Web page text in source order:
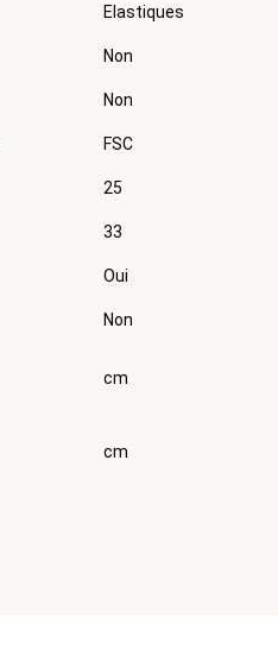
Elastiques
Non
Non
FSC
25
33
Oui
Non
cm
cm